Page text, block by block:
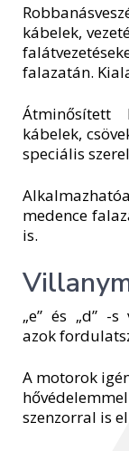
kábelek,
falazatán.
Átminősített
kábelek,
speciális
medence
is.
„e” és „d” -
azok
A motorok
szenzorral is